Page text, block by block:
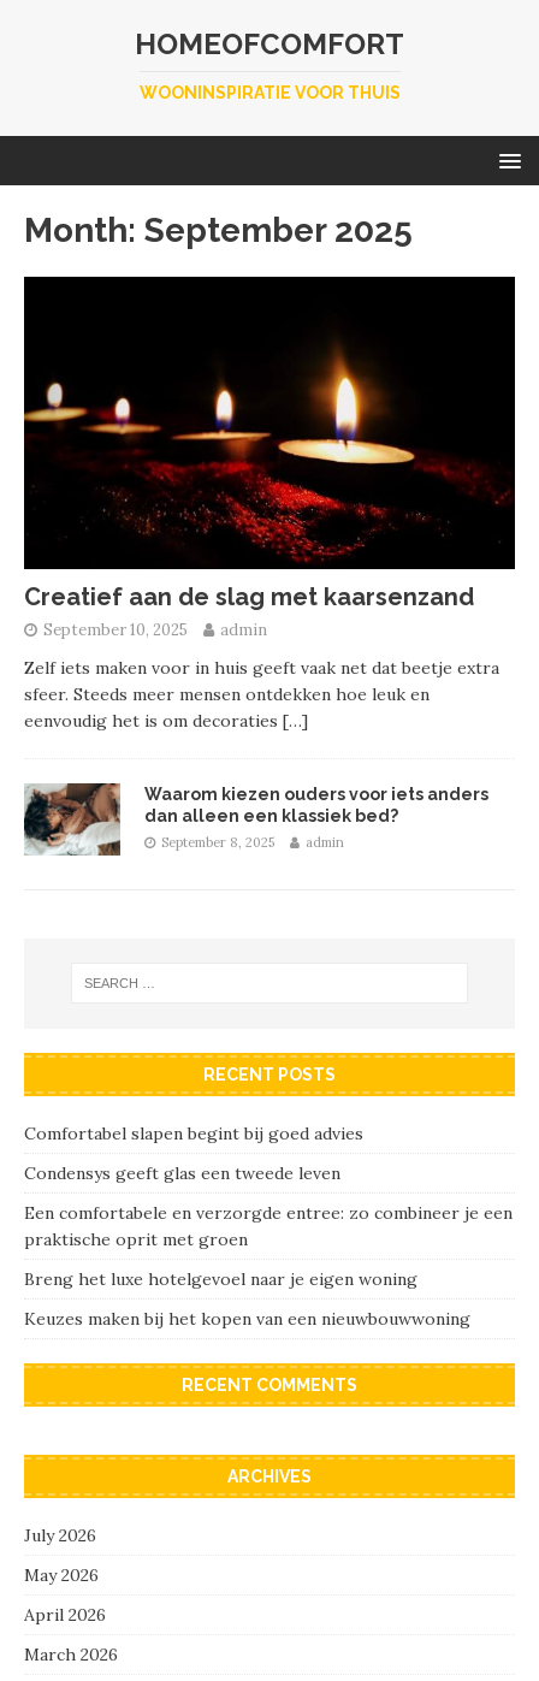
HOMEOFCOMFORT
WOONINSPIRATIE VOOR THUIS
Month: September 2025
Creatief aan de slag met kaarsenzand
September 10, 2025 admin
Zelf iets maken voor in huis geeft vaak net dat beetje extra
sfeer. Steeds meer mensen ontdekken hoe leuk en
eenvoudig het is om decoraties […]
Waarom kiezen ouders voor iets anders
dan alleen een klassiek bed?
September 8, 2025 admin
RECENT POSTS
Comfortabel slapen begint bij goed advies
Condensys geeft glas een tweede leven
Een comfortabele en verzorgde entree: zo combineer je een
praktische oprit met groen
Breng het luxe hotelgevoel naar je eigen woning
Keuzes maken bij het kopen van een nieuwbouwwoning
RECENT COMMENTS
ARCHIVES
July 2026
May 2026
April 2026
March 2026